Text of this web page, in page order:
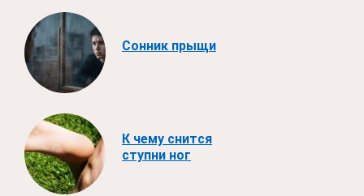
Сонник прыщи
К чему снится
ступни ног